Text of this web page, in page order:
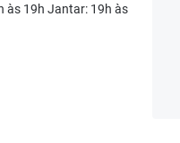
às 19h Jantar: 19h às